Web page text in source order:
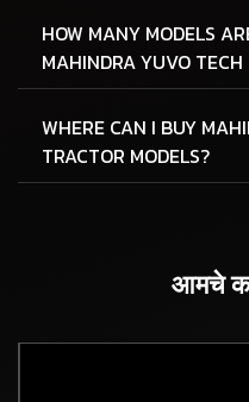
HOW MANY MODELS
MAHINDRA YUVO TECH
WHERE CAN I BUY
TRACTOR MODELS?
आमचे